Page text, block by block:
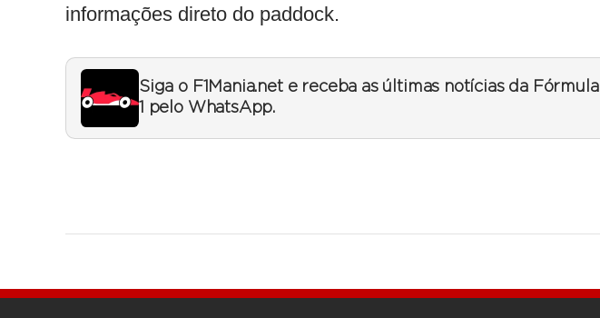
informações direto do paddock.
Siga o F1Mania.net e receba as últimas notícias da Fórmula
1 pelo WhatsApp.